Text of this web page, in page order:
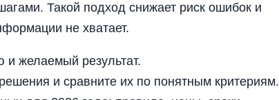
Такой подход снижает риск ошибок и
не хватает.
желаемый результат.
и сравните их по понятным критериям.